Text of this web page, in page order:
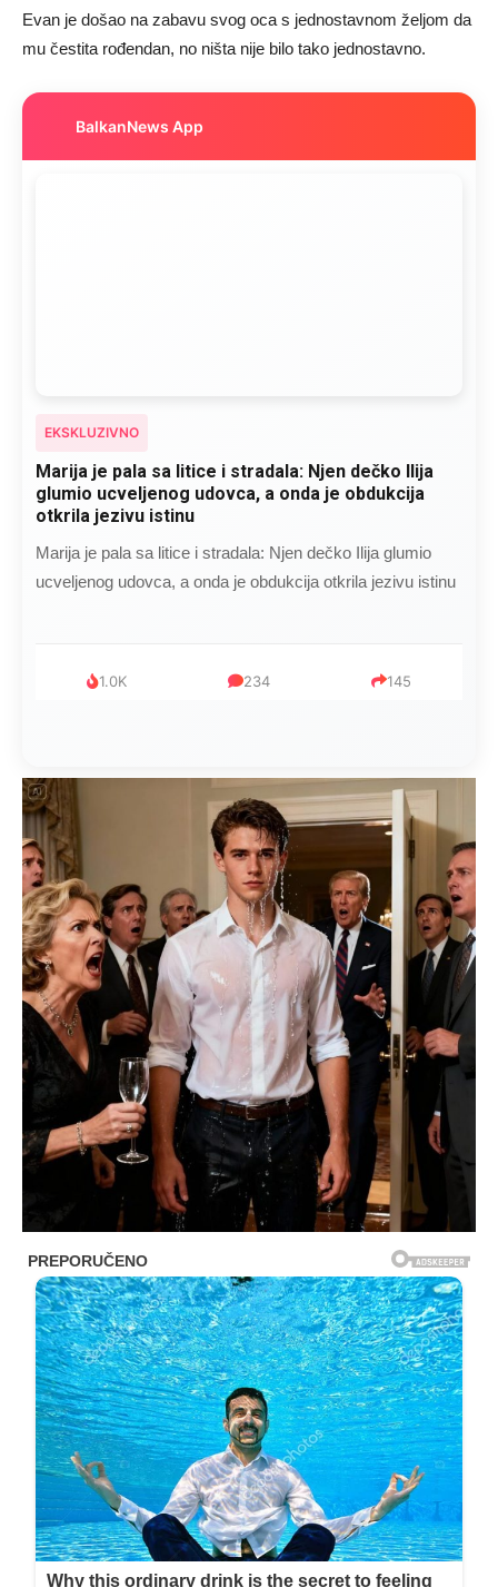
Evan je došao na zabavu svog oca s jednostavnom željom da
mu čestita rođendan, no ništa nije bilo tako jednostavno.
BalkanNews App
EKSKLUZIVNO
Marija je pala sa litice i stradala: Njen dečko Ilija
glumio ucveljenog udovca, a onda je obdukcija
otkrila jezivu istinu
Marija je pala sa litice i stradala: Njen dečko Ilija glumio
ucveljenog udovca, a onda je obdukcija otkrila jezivu istinu
1.0K 234 145